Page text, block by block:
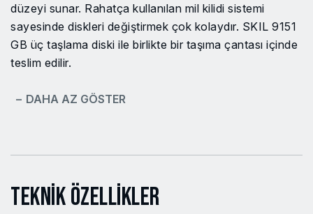
düzeyi sunar. Rahatça kullanılan mil kilidi sistemi
sayesinde diskleri değiştirmek çok kolaydır. SKIL 9151
GB üç taşlama diski ile birlikte bir taşıma çantası içinde
teslim edilir.
− DAHA AZ GÖSTER
Teknik Özellikler